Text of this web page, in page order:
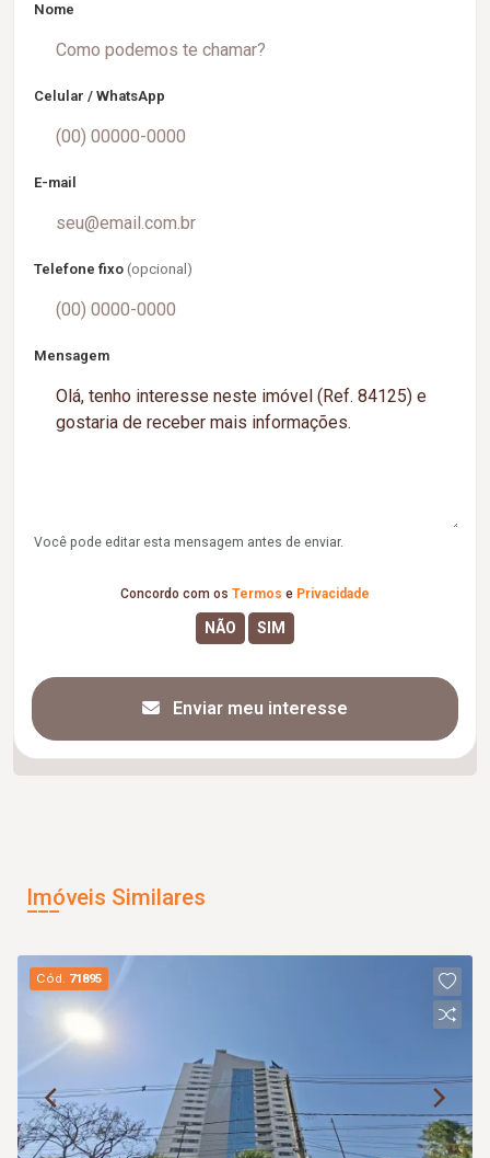
Nome
Celular / WhatsApp
E-mail
Telefone fixo (opcional)
Mensagem
Você pode editar esta mensagem antes de enviar.
Concordo com os Termos e Privacidade
Enviar meu interesse
Imóveis Similares
Cód. 71895